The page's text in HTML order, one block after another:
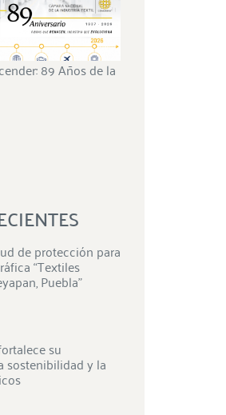
89 Años de la
de protección para
“Textiles
Puebla”
su
sostenibilidad y la